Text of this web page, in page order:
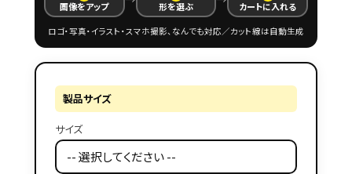
画像をアップ
形を選ぶ
カートに入れる
ロゴ・写真・イラスト・スマホ撮影、なんでも対応／カット線は自動生成
製品サイズ
サイズ